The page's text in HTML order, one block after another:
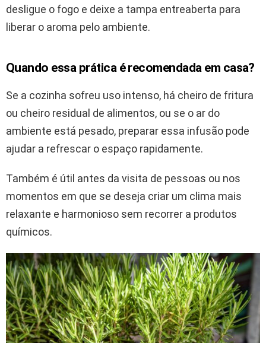
desligue o fogo e deixe a tampa entreaberta para
liberar o aroma pelo ambiente.
Quando essa prática é recomendada em casa?
Se a cozinha sofreu uso intenso, há cheiro de fritura
ou cheiro residual de alimentos, ou se o ar do
ambiente está pesado, preparar essa infusão pode
ajudar a refrescar o espaço rapidamente.
Também é útil antes da visita de pessoas ou nos
momentos em que se deseja criar um clima mais
relaxante e harmonioso sem recorrer a produtos
químicos.